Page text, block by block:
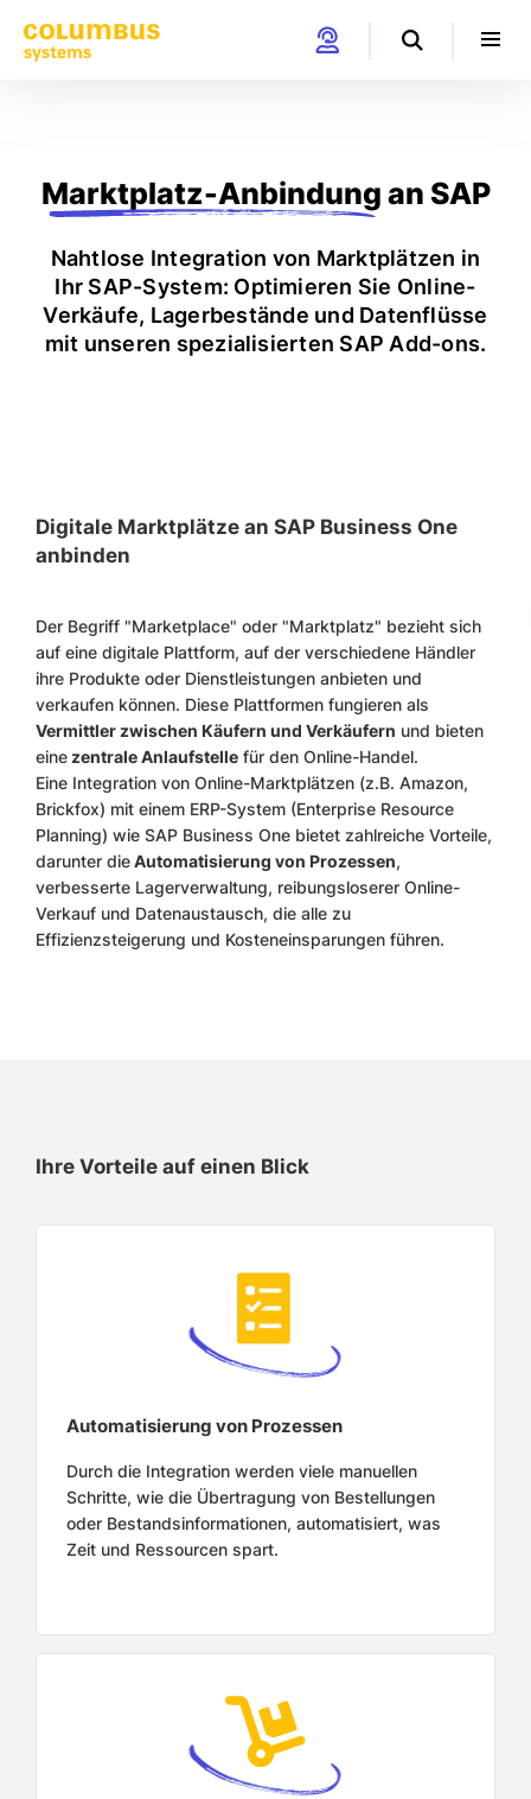
Marktplatz-Anbindung an SAP
Nahtlose Integration von Marktplätzen in
Ihr SAP-System: Optimieren Sie Online-
Verkäufe, Lagerbestände und Datenflüsse
mit unseren spezialisierten SAP Add-ons.
Digitale Marktplätze an SAP Business One
anbinden
Der Begriff "Marketplace" oder "Marktplatz" bezieht sich
auf eine digitale Plattform, auf der verschiedene Händler
ihre Produkte oder Dienstleistungen anbieten und
verkaufen können. Diese Plattformen fungieren als
Vermittler zwischen Käufern und Verkäufern und bieten
eine zentrale Anlaufstelle für den Online-Handel.
Eine Integration von Online-Marktplätzen (z.B. Amazon,
Brickfox) mit einem ERP-System (Enterprise Resource
Planning) wie SAP Business One bietet zahlreiche Vorteile,
darunter dieAutomatisierung von Prozessen,
verbesserte Lagerverwaltung, reibungsloserer Online-
Verkauf und Datenaustausch, die alle zu
Effizienzsteigerung und Kosteneinsparungen führen.
Ihre Vorteile auf einen Blick
Automatisierung von Prozessen
Durch die Integration werden viele manuellen
Schritte, wie die Übertragung von Bestellungen
oder Bestandsinformationen, automatisiert, was
Zeit und Ressourcen spart.